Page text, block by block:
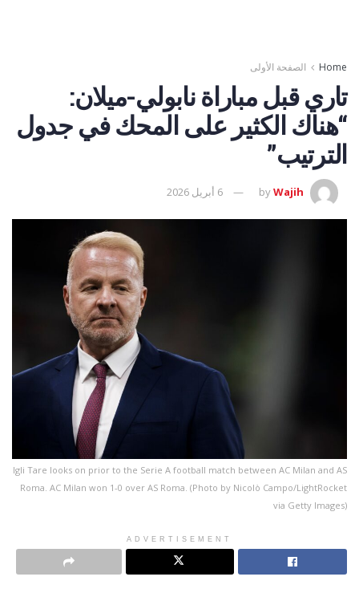
Home الصفحة الأولى
تاري قبل مباراة نابولي-ميلان:
“هناك الكثير على المحك في جدول
الترتيب”
byWajih 6 أبريل 2026
Igli Tare looks on prior to the Serie A football match between AC Milan and AS
Roma. AC Milan won 1-0 over AS Roma. (Photo by Nicolò Campo/LightRocket
via Getty Images)
ADVERTISEMENT